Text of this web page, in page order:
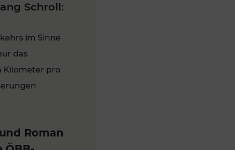
Schroll:
im Sinne
das
Kilometer pro
Roman